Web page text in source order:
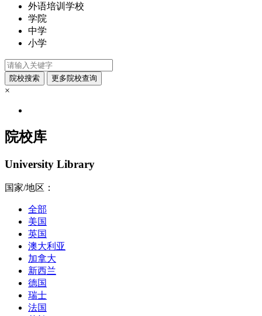
外语培训学校
学院
中学
小学
×
院校库
University Library
国家/地区：
全部
美国
英国
澳大利亚
加拿大
新西兰
德国
瑞士
法国